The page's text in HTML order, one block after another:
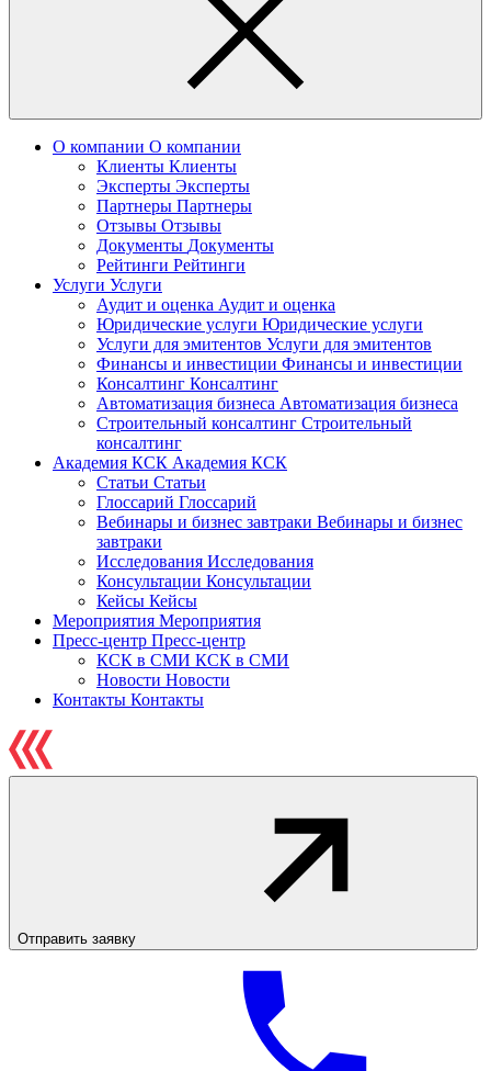
О компании О компании
Клиенты Клиенты
Эксперты Эксперты
Партнеры Партнеры
Отзывы Отзывы
Документы Документы
Рейтинги Рейтинги
Услуги Услуги
Аудит и оценка Аудит и оценка
Юридические услуги Юридические услуги
Услуги для эмитентов Услуги для эмитентов
Финансы и инвестиции Финансы и инвестиции
Консалтинг Консалтинг
Автоматизация бизнеса Автоматизация бизнеса
Строительный консалтинг Строительный
консалтинг
Академия КСК Академия КСК
Статьи Статьи
Глоссарий Глоссарий
Вебинары и бизнес завтраки Вебинары и бизнес
завтраки
Исследования Исследования
Консультации Консультации
Кейсы Кейсы
Мероприятия Мероприятия
Пресс-центр Пресс-центр
КСК в СМИ КСК в СМИ
Новости Новости
Контакты Контакты
Отправить заявку